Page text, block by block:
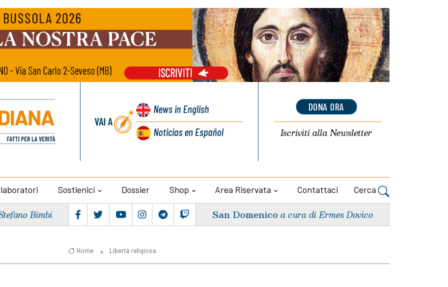
VAI A
Newsin English
Noticiasen Español
DONA ORA
Iscriviti allaNewsletter
Sostienici Dossier Shop Area Riservata Contattaci Cerca
Bimbi San Domenico a cura di Ermes Dovico
Home Libertà religiosa